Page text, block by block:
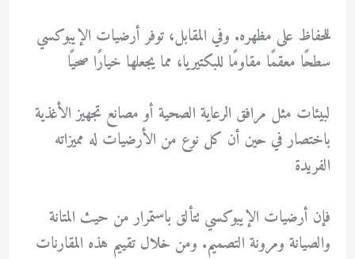
للحفاظ على مظهره. وفي المقابل، توفر أرضيات الإيبوكسي
سطحًا معقمًا مقاومًا للبكتيريا، مما يجعلها خيارًا صحيًا
لبيئات مثل مرافق الرعاية الصحية أو مصانع تجهيز الأغذية
باختصار في حين أن كل نوع من الأرضيات له مميزاته
الفريدة
فإن أرضيات الإيبوكسي تتألق باستمرار من حيث المتانة
والصيانة ومرونة التصميم. ومن خلال تقييم هذه المقارنات